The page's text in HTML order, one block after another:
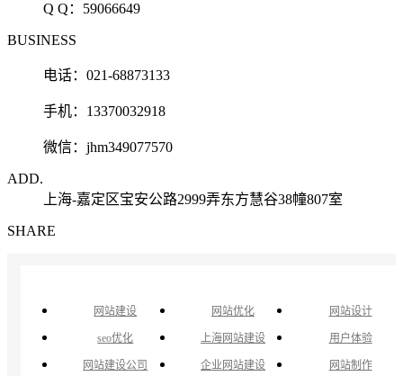
Q Q： 59066649
BUSINESS
电话：021-68873133
手机：13370032918
微信：jhm349077570
ADD.
上海-嘉定区宝安公路2999弄东方慧谷38幢807室
SHARE
网站建设 网站优化 网站设计
seo优化 上海网站建设 用户体验
网站建设公司 企业网站建设 网站制作